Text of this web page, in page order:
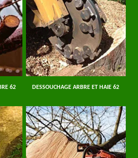
62 DESSOUCHAGE ARBRE ET HAIE 62